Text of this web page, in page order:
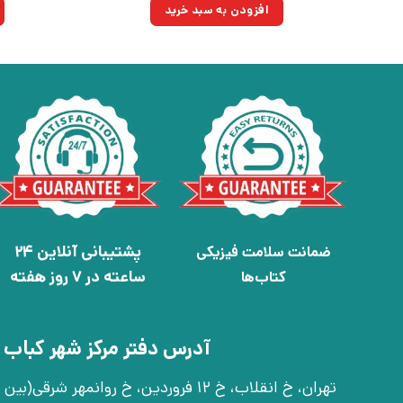
۱۳۰,۰۰۰تومان
بود.
افزودن به سبد خرید
ضمانت سلامت فیزیکی
کتاب‌ها
پشتیبانی آنلاین 24
ساعته در 7 روز هفته
آدرس دفتر مرکز شهر